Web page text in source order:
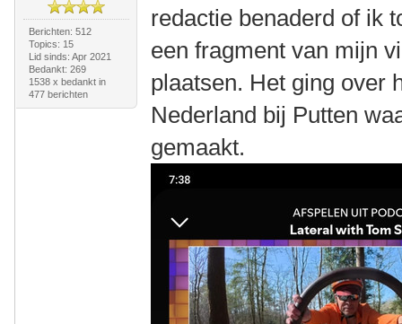
Berichten: 512
Topics: 15
Lid sinds: Apr 2021
Bedankt: 269
1538 x bedankt in
477 berichten
redactie benaderd of ik
een fragment van mijn
plaatsen. Het ging over
Nederland bij Putten
gemaakt.